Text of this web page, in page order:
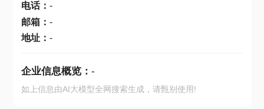
电话： -
邮箱： -
地址： -
企业信息概览： -
如上信息由AI大模型全网搜索生成，请甄别使用!